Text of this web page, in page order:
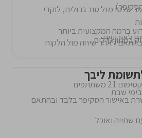
שלטי מזל טוב גדולים, לוקדי
ברמה המקצועית ביותר
לאירועים
במגוון גדלים
לאחר שיחה מול הלקוח
ליבך
משתתפים
שבת
באישור הסקיפר בלבד ובהתאם
שתייה ואוכל